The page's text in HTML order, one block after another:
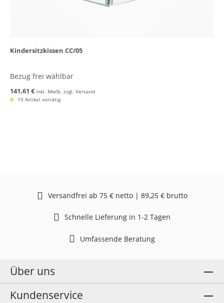
Kindersitzkissen CC/05
Bezug frei wählbar
141,61 € inkl. MwSt. zzgl. Versand
10 Artikel vorrätig
Versandfrei ab 75 € netto | 89,25 € brutto
Schnelle Lieferung in 1-2 Tagen
Umfassende Beratung
Über uns
Kundenservice